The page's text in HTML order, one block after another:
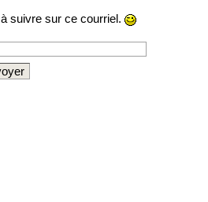
suivre sur ce courriel.